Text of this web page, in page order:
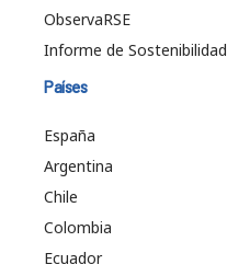
ObservaRSE
Informe de Sostenibilidad
Países
España
Argentina
Chile
Colombia
Ecuador